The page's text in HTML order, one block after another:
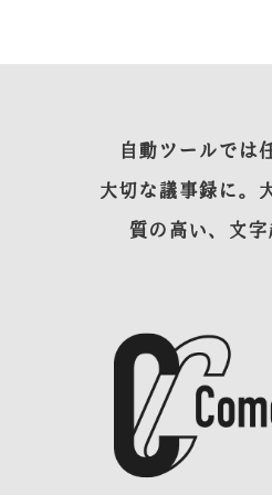
自動ツールでは
大切な議事録に。
質の高い、文字